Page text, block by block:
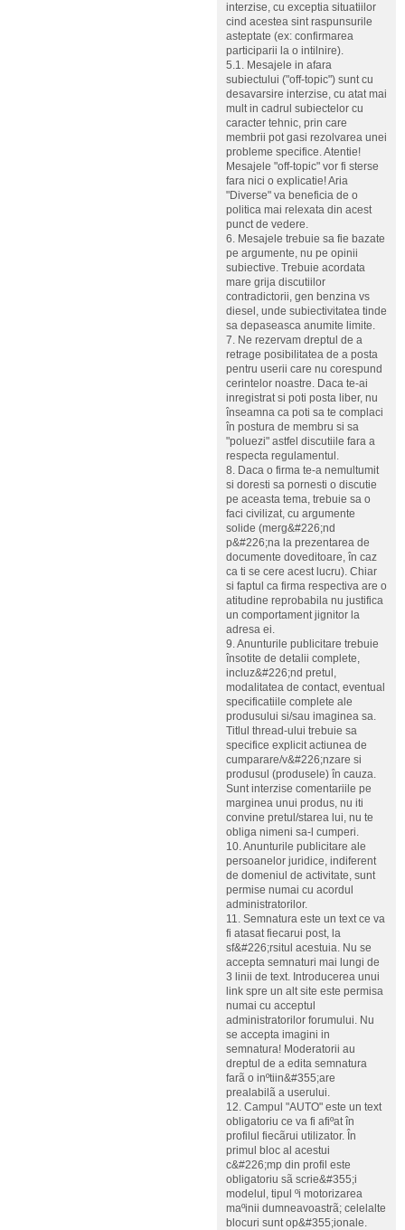
interzise, cu exceptia situatiilor
cind acestea sint raspunsurile
asteptate (ex: confirmarea
participarii la o intilnire).
5.1. Mesajele in afara
subiectului ("off-topic") sunt cu
desavarsire interzise, cu atat mai
mult in cadrul subiectelor cu
caracter tehnic, prin care
membrii pot gasi rezolvarea unei
probleme specifice. Atentie!
Mesajele "off-topic" vor fi sterse
fara nici o explicatie! Aria
"Diverse" va beneficia de o
politica mai relexata din acest
punct de vedere.
6. Mesajele trebuie sa fie bazate
pe argumente, nu pe opinii
subiective. Trebuie acordata
mare grija discutiilor
contradictorii, gen benzina vs
diesel, unde subiectivitatea tinde
sa depaseasca anumite limite.
7. Ne rezervam dreptul de a
retrage posibilitatea de a posta
pentru userii care nu corespund
cerintelor noastre. Daca te-ai
inregistrat si poti posta liber, nu
înseamna ca poti sa te complaci
în postura de membru si sa
"poluezi" astfel discutiile fara a
respecta regulamentul.
8. Daca o firma te-a nemultumit
si doresti sa pornesti o discutie
pe aceasta tema, trebuie sa o
faci civilizat, cu argumente
solide (merg&#226;nd
p&#226;na la prezentarea de
documente doveditoare, în caz
ca ti se cere acest lucru). Chiar
si faptul ca firma respectiva are o
atitudine reprobabila nu justifica
un comportament jignitor la
adresa ei.
9. Anunturile publicitare trebuie
însotite de detalii complete,
incluz&#226;nd pretul,
modalitatea de contact, eventual
specificatiile complete ale
produsului si/sau imaginea sa.
Titlul thread-ului trebuie sa
specifice explicit actiunea de
cumparare/v&#226;nzare si
produsul (produsele) în cauza.
Sunt interzise comentariile pe
marginea unui produs, nu iti
convine pretul/starea lui, nu te
obliga nimeni sa-l cumperi.
10. Anunturile publicitare ale
persoanelor juridice, indiferent
de domeniul de activitate, sunt
permise numai cu acordul
administratorilor.
11. Semnatura este un text ce va
fi atasat fiecarui post, la
sf&#226;rsitul acestuia. Nu se
accepta semnaturi mai lungi de
3 linii de text. Introducerea unui
link spre un alt site este permisa
numai cu acceptul
administratorilor forumului. Nu
se accepta imagini in
semnatura! Moderatorii au
dreptul de a edita semnatura
farã o inºtiin&#355;are
prealabilã a userului.
12. Campul "AUTO" este un text
obligatoriu ce va fi afiºat în
profilul fiecãrui utilizator. În
primul bloc al acestui
c&#226;mp din profil este
obligatoriu sã scrie&#355;i
modelul, tipul ºi motorizarea
maºinii dumneavoastrã; celelalte
blocuri sunt op&#355;ionale.